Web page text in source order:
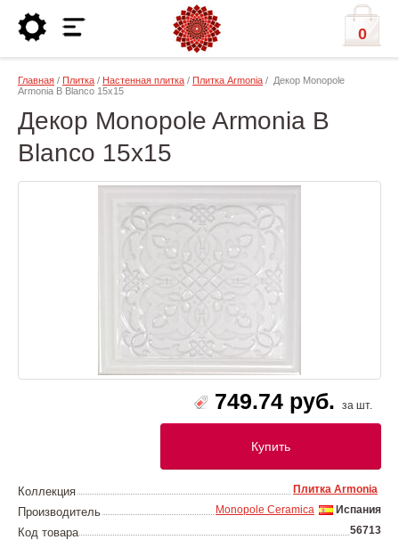
0
Главная / Плитка / Настенная плитка / Плитка Armonia / Декор Monopole
Armonia B Blanco 15x15
Декор Monopole Armonia B
Blanco 15x15
749.74 руб. за шт.
Купить
Коллекция Плитка Armonia
Производитель Испания
Monopole Ceramica
Код товара 56713